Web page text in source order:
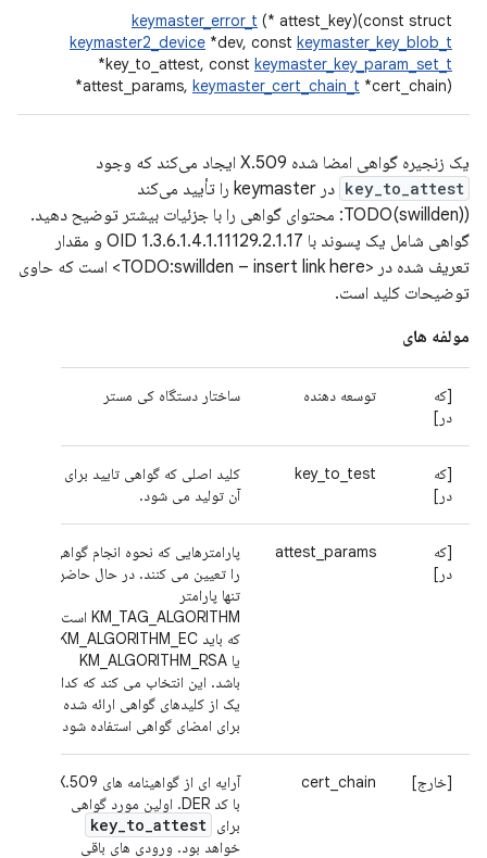
keymaster_error_t (* attest_key)(const struct
keymaster2_device *dev, const keymaster_key_blob_t
*key_to_attest, const keymaster_key_param_set_t
*attest_params, keymaster_cert_chain_t *cert_chain)
یک زنجیره گواهی امضا شده X.509 ایجاد می‌کند که وجود
key_to_attest
در keymaster را تأیید می‌کند
(TODO(swillden): محتوای گواهی را با جزئیات بیشتر توضیح دهید.
گواهی شامل یک پسوند با OID 1.3.6.1.4.1.11129.2.1.17 و مقدار
تعریف شده در <TODO:swillden – insert link here> است که حاوی
توضیحات کلید است.
مولفه های
[که
در]
توسعه دهنده ساختار دستگاه کی مستر
[که
در]
key_to_test
کلید اصلی که گواهی تایید برای
آن تولید می شود.
[که
در]
attest_params
پارامترهایی که نحوه انجام گواهی
را تعیین می کنند. در حال حاضر
تنها پارامتر
KM_TAG_ALGORITHM است
که باید KM_ALGORITHM_EC
یا KM_ALGORITHM_RSA
باشد. این انتخاب می کند که کدام
یک از کلیدهای گواهی ارائه شده
برای امضای گواهی استفاده شود.
[خارج] cert_chain
آرایه ای از گواهینامه های X.509
با کد DER. اولین مورد گواهی
برای
key_to_attest
خواهد بود. ورودی های باقی